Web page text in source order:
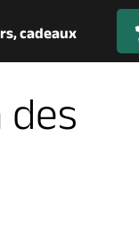
cadeaux
des